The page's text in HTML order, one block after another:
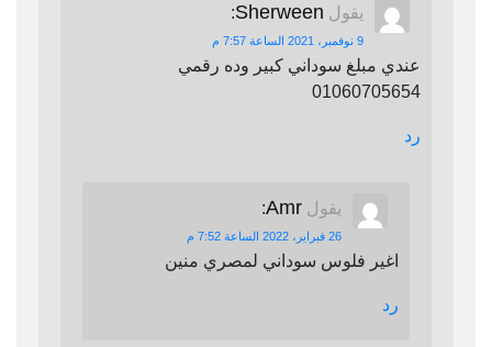
يقول Sherween
:
9 نوفمبر، 2021 الساعة 7:57 م
عندي مبلغ سوداني كبير وده رقمي
01060705654
رد
يقول Amr
:
26 فبراير، 2022 الساعة 7:52 م
اغير فلوس سوداني لمصري منين
رد